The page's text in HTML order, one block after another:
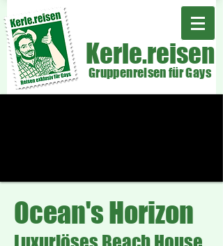
Kerle.reisen
Gruppenreisen für Gays
Ocean's Horizon